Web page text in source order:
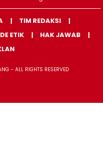
TIM REDAKSI
ETIK
HAK JAWAB
- ALL RIGHTS RESERVED